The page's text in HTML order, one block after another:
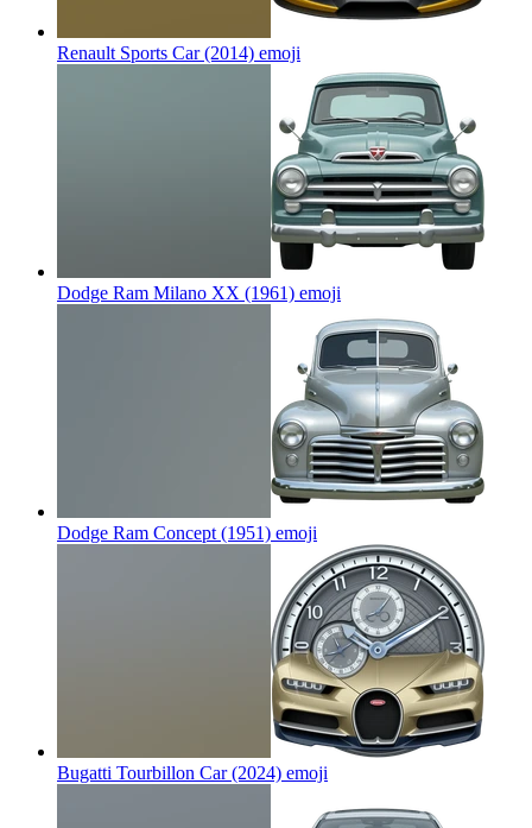
Renault Sports Car (2014) emoji
Dodge Ram Milano XX (1961) emoji
Dodge Ram Concept (1951) emoji
Bugatti Tourbillon Car (2024) emoji